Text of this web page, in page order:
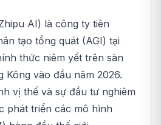
AI) là công ty tiên
tạo tổng quát (AGI) tại
thức niêm yết trên sàn
Kông vào đầu năm 2026.
vị thế và sự đầu tư nghiêm
phát triển các mô hình